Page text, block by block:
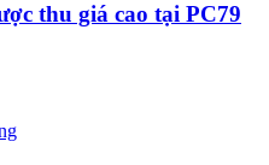
thu giá cao tại PC79